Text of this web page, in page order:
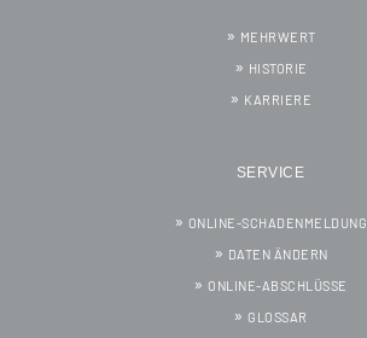
MEHRWERT
HISTORIE
KARRIERE
SERVICE
ONLINE-SCHADENMELDUNG
DATEN ÄNDERN
ONLINE-ABSCHLÜSSE
GLOSSAR